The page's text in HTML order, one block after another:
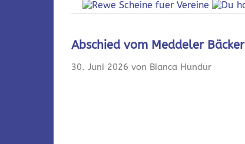
Abschied vom Meddeler Bäcker
30. Juni 2026 von Bianca Hundur